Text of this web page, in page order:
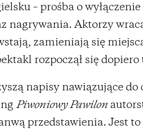
– prośba o
nagrywania. Aktorzy
zamieniają się
rozpoczął się dopiero
napisy nawiązujące do
Piwoniowy Pawilon
przedstawienia. Jest